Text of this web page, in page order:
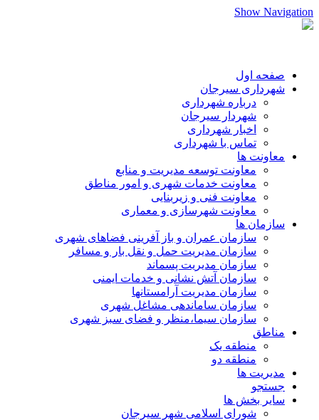
Show Navigation
صفحه اول
شهرداری سیرجان
درباره شهرداری
شهردار سیرجان
اخبار شهرداری
تماس با شهرداری
معاونت ها
معاونت توسعه مدیریت و منابع
معاونت خدمات شهری و امور مناطق
معاونت فنی و زیربنایی
معاونت شهرسازی و معماری
سازمان ها
سازمان عمران و باز آفرینی فضاهای شهری
سازمان مدیریت حمل و نقل بار و مسافر
سازمان مدیریت پسماند
سازمان آتش نشانی و خدمات ایمنی
سازمان مدیریت آرامستانها
سازمان ساماندهی مشاغل شهری
سازمان سیما،منظر و فضای سبز شهری
مناطق
منطقه یک
منطقه دو
مدیریت ها
جستجو
سایر بخش ها
شورای اسلامی شهر سیرجان